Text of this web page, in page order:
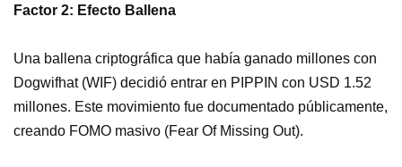
Factor 2: Efecto Ballena
Una ballena criptográfica que había ganado millones con
Dogwifhat (WIF) decidió entrar en PIPPIN con USD 1.52
millones. Este movimiento fue documentado públicamente,
creando FOMO masivo (Fear Of Missing Out).